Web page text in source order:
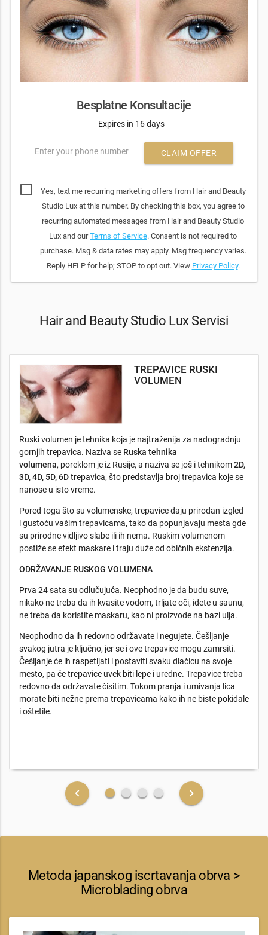
Besplatne Konsultacije
Expires in 16 days
Enter your phone number CLAIM OFFER
Yes, text me recurring marketing offers from Hair and Beauty
Studio Lux at this number. By checking this box, you agree to
recurring automated messages from Hair and Beauty Studio
Lux and ourTerms of Service. Consent is not required to
purchase. Msg & data rates may apply. Msg frequency varies.
Reply HELP for help; STOP to opt out. View Privacy Policy.
Hair and Beauty Studio Lux Servisi
TREPAVICE RUSKI
VOLUMEN
Ruski volumen je tehnika koja je najtraženija za nadogradnju
gornjih trepavica. Naziva se Ruska tehnika
volumena, poreklom je iz Rusije, a naziva se još i tehnikom2D,
3D, 4D, 5D, 6Dtrepavica, što predstavlja broj trepavica koje se
nanose u isto vreme.
Pored toga što su volumenske, trepavice daju prirodan izgled
i gustoću vašim trepavicama, tako da popunjavaju mesta gde
su prirodne vidljivo slabe ili ih nema. Ruskim volumenom
postiže se efekt maskare i traju duže od običnih ekstenzija.
ODRŽAVANJE RUSKOG VOLUMENA
Prva 24 sata su odlučujuća. Neophodno je da budu suve,
nikako ne treba da ih kvasite vodom, trljate oči, idete u saunu,
ne treba da koristite maskaru, kao ni proizvode na bazi ulja.
Neophodno da ih redovno održavate i negujete. Češljanje
svakog jutra je ključno, jer se i ove trepavice mogu zamrsiti.
Češljanje će ih raspetljati i postaviti svaku dlačicu na svoje
mesto, pa će trepavice uvek biti lepe i uredne. Trepavice treba
redovno da održavate čisitim. Tokom pranja i umivanja lica
morate biti nežne prema trepavicama kako ih ne biste pokidale
i oštetile.
keyboard_arrow_left fiber_manual_record fiber_manual_record fiber_manual_record fiber_manual_record keyboard_arrow_right
Metoda japanskog iscrtavanja obrva >
Microblading obrva